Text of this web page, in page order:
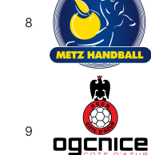
8
9